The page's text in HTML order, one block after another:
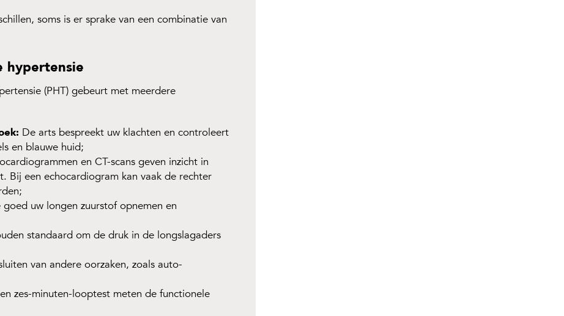
soms is er sprake van een combinatie van
hypertensie
(PHT) gebeurt met meerdere
De arts bespreekt uw klachten en controleert
en blauwe huid;
en CT-scans geven inzicht in
Bij een echocardiogram kan vaak de rechter
uw longen zuurstof opnemen en
standaard om de druk in de longslagaders
van andere oorzaken, zoals auto-
zes-minuten-looptest meten de functionele